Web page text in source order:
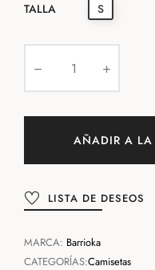
TALLA S
AÑADIR A LA
LISTA DE DESEOS
MARCA: Barrioka
CATEGORÍAS:Camisetas